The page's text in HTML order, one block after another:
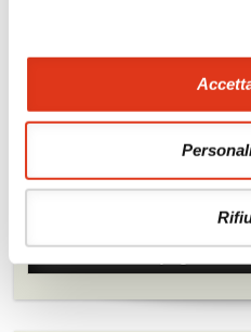
Scopri i prezzi »
Mostraci le tue foto su
Condividi con gli altri viaggiatori
consigli e suggerimenti sulle tue